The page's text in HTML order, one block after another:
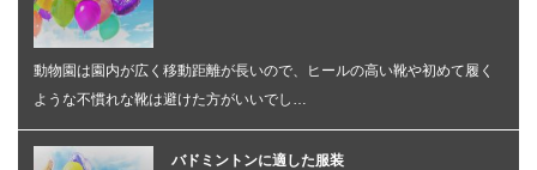
動物園は園内が広く移動距離が長いので、ヒールの高い靴や初めて履く
ような不慣れな靴は避けた方がいいでし…
バドミントンに適した服装